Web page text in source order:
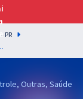
PR
Farmacêutico (Pós-edital)
Outras, Saúde